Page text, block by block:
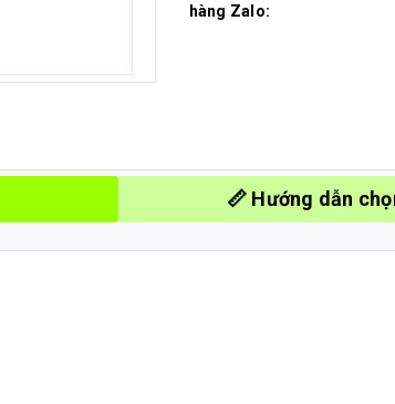
hàng Zalo:
📏 Hướng dẫn